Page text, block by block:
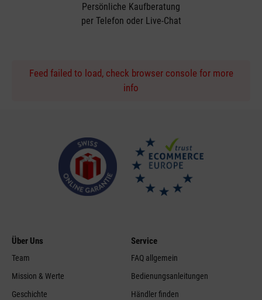
Persönliche Kaufberatung
per Telefon oder Live-Chat
Feed failed to load, check browser console for more
info
Über Uns
Team
Mission & Werte
Geschichte
Service
FAQ allgemein
Bedienungsanleitungen
Händler finden